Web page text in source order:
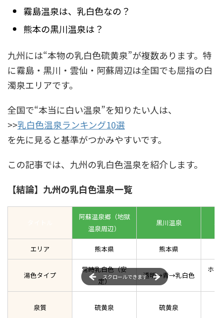
霧島温泉は、乳白色なの？
熊本の黒川温泉は？
九州には“本物の乳白色硫黄泉”が複数あります。特
に霧島・黒川・雲仙・阿蘇周辺は全国でも屈指の白
濁泉エリアです。
全国で“本当に白い温泉”を知りたい人は、
>>乳白色温泉ランキング10選
を先に見ると基準がつかみやすいです。
この記事では、九州の乳白色温泉を紹介します。
【結論】九州の乳白色温泉一覧
阿蘇温泉郷（地獄
温泉周辺）
黒川温泉
エリア 熊本県 熊本県
湯色タイプ
常時乳白色（安
定）
透明→青→乳白色
ホ
泉質 硫黄泉 硫黄泉
スクロールできます